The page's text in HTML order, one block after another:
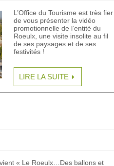
L’Office du Tourisme est très fier
de vous présenter la vidéo
promotionnelle de l’entité du
Roeulx, une visite insolite au fil
de ses paysages et de ses
festivités !
LIRE LA SUITE
« Le Roeulx…Des ballons et